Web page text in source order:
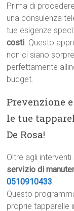
Prima di
una consulenza
tue esigenze
costi. Questo
non ci siano
perfettamente
budget.
Prevenzione
le tue
De Rosa!
Oltre agli
servizio di
0510910433.
Questo
proprie tapparelle